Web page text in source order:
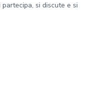
si discute e si